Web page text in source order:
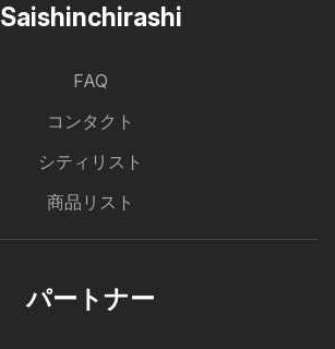
Saishinchirashi
FAQ
コンタクト
シティリスト
商品リスト
パートナー